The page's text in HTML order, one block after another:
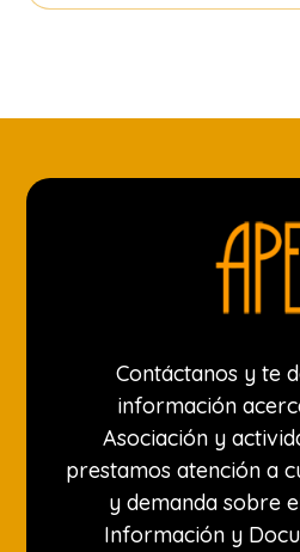
Contáctanos y te
información
Asociación y
prestamos atención a
y demanda sobre
Información y